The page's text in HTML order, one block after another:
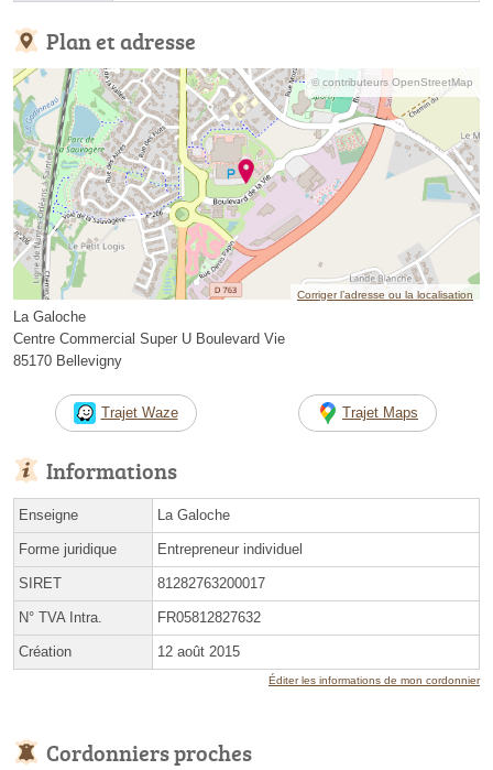
Plan et adresse
© contributeurs OpenStreetMap
Corriger l’adresse ou la localisation
La Galoche
Centre Commercial Super U Boulevard Vie
85170 Bellevigny
Trajet Waze Trajet Maps
Informations
Enseigne La Galoche
Forme juridique Entrepreneur individuel
SIRET 81282763200017
N° TVA Intra. FR05812827632
Création 12 août 2015
Éditer les informations de mon cordonnier
Cordonniers proches